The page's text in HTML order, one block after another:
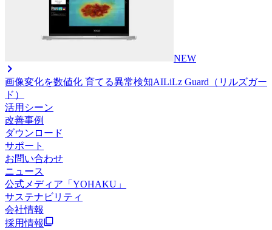
NEW
画像変化を数値化 育てる異常検知AILiLz Guard（リルズガー
ド）
活用シーン
改善事例
ダウンロード
サポート
お問い合わせ
ニュース
公式メディア「YOHAKU」
サステナビリティ
会社情報
採用情報